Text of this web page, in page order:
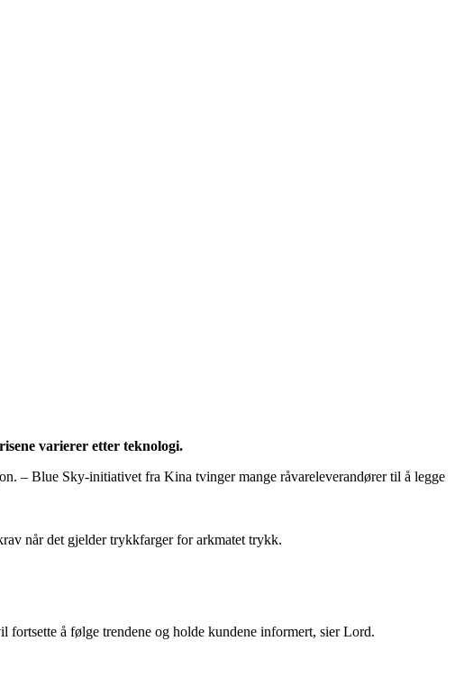
varierer etter teknologi.
– Blue Sky-initiativet fra Kina tvinger mange råvareleverandører til å legge
når det gjelder trykkfarger for arkmatet trykk.
å følge trendene og holde kundene informert, sier Lord.